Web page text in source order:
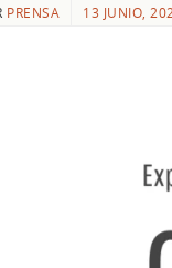
PRENSA 13 JUNIO,